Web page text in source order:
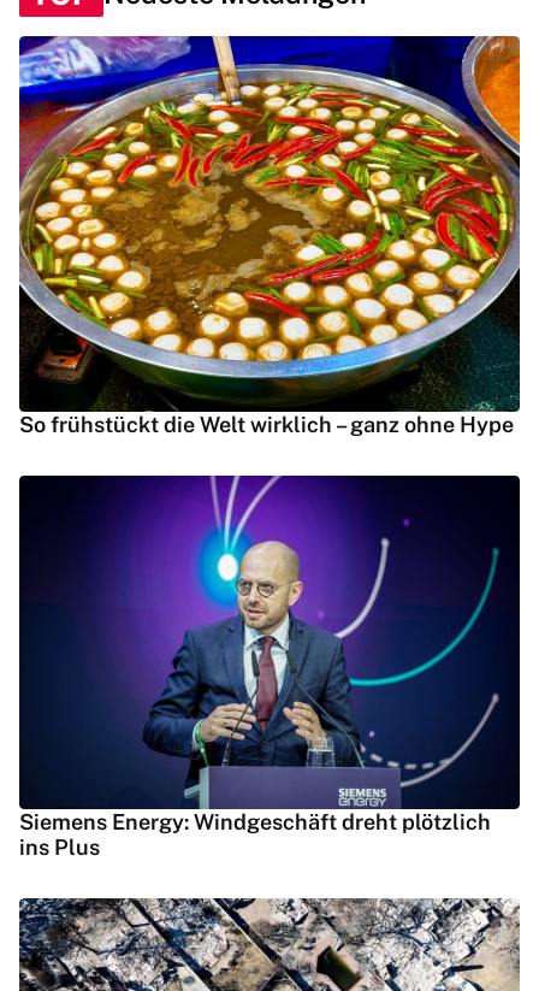
So frühstückt die Welt wirklich – ganz ohne Hype
Siemens Energy: Windgeschäft dreht plötzlich
ins Plus